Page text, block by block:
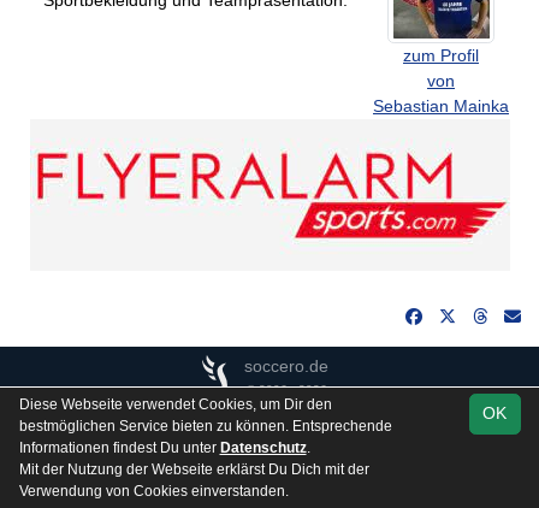
zum Profil
von
Sebastian Mainka
soccero.de
© 2006 - 2026
Besucherstatistik Kontakt Impressum
Gästebuch
Datenschutz
OK
Diese Webseite verwendet Cookies, um Dir den
bestmöglichen Service bieten zu können. Entsprechende
Informationen findest Du unter Datenschutz.
Mit der Nutzung der Webseite erklärst Du Dich mit der
Verwendung von Cookies einverstanden.